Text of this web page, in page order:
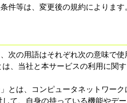
件等は、変更後の規約によります
次の用語はそれぞれ次の意味で使
は、当社と本サービスの利用に関
」とは、コンピュータネットワー
て、自身の持っている機能やデ